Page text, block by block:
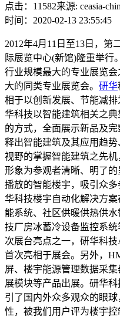
点击：11582来源: ceasia-
时间：2020-02-13 23:55:45
2012年4月11日至13日，第
际展览中心(新馆)隆重举行
行业规模最大的专业展览
大的同类专业展览会。 研华
相于以创新发展、节能减
华科技以智能建筑相关之
的方式，全面展示新品及
释出智能建筑及其应用趋
视野的掌握智能建筑之先
形象为参观者清晰、明了
播放的智能楼宇，吸引众
华科技楼宇自动化解决方
能系统、社区供暖供热供
技厂房冰蓄冷设备监控系
次展台亮点之一，研华科
首次亮相于展会。另外，
屏、楼宇能源管理数据采
展模块等产品出展。研华
引了国内外众多观众的眼
性，被我们用户评为楼宇